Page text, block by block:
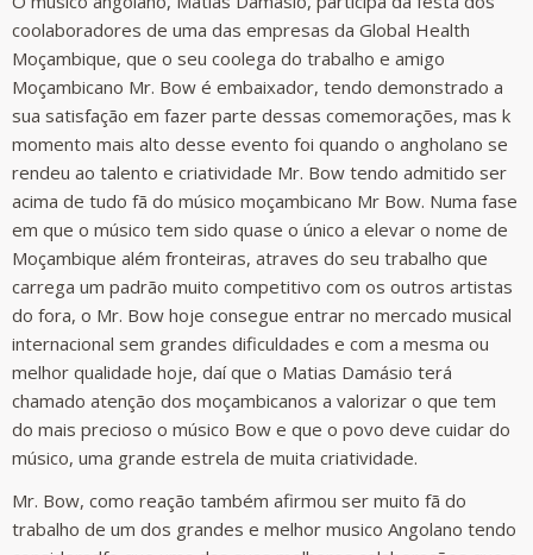
coolaboradores de uma das empresas da Global Health
Moçambique, que o seu coolega do trabalho e amigo
Moçambicano Mr. Bow é embaixador, tendo demonstrado a
sua satisfação em fazer parte dessas comemorações, mas k
momento mais alto desse evento foi quando o angholano se
rendeu ao talento e criatividade Mr. Bow tendo admitido ser
acima de tudo fã do músico moçambicano Mr Bow. Numa fase
em que o músico tem sido quase o único a elevar o nome de
Moçambique além fronteiras, atraves do seu trabalho que
carrega um padrão muito competitivo com os outros artistas
do fora, o Mr. Bow hoje consegue entrar no mercado musical
internacional sem grandes dificuldades e com a mesma ou
melhor qualidade hoje, daí que o Matias Damásio terá
chamado atenção dos moçambicanos a valorizar o que tem
do mais precioso o músico Bow e que o povo deve cuidar do
músico, uma grande estrela de muita criatividade.
Mr. Bow, como reação também afirmou ser muito fã do
trabalho de um dos grandes e melhor musico Angolano tendo